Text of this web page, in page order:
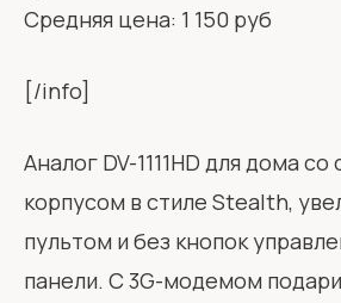
Средняя цена: 1 150 руб
[/info]
Аналог DV-1111HD для дома
корпусом в стиле Stealth,
пультом и без кнопок
панели. С 3G-модемом